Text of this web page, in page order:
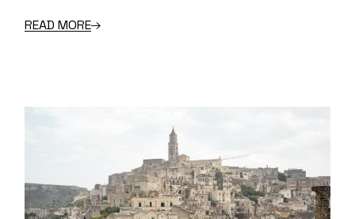
READ MORE